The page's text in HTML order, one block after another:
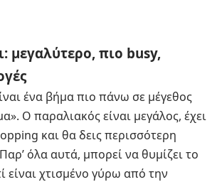
μεγαλύτερο, πιο busy,
ένα βήμα πιο πάνω σε μέγεθος
Ο παραλιακός είναι μεγάλος, έχει
και θα δεις περισσότερη
όλα αυτά, μπορεί να θυμίζει το
είναι χτισμένο γύρω από την